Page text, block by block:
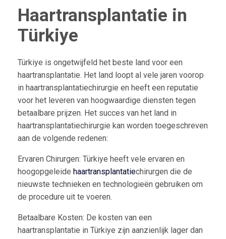
Haartransplantatie in
Türkiye
Türkiye is ongetwijfeld het beste land voor een
haartransplantatie. Het land loopt al vele jaren voorop
in haartransplantatiechirurgie en heeft een reputatie
voor het leveren van hoogwaardige diensten tegen
betaalbare prijzen. Het succes van het land in
haartransplantatiechirurgie kan worden toegeschreven
aan de volgende redenen:
Ervaren Chirurgen: Türkiye heeft vele ervaren en
hoogopgeleide haartransplantatiechirurgen die de
nieuwste technieken en technologieën gebruiken om
de procedure uit te voeren.
Betaalbare Kosten: De kosten van een
haartransplantatie in Türkiye zijn aanzienlijk lager dan